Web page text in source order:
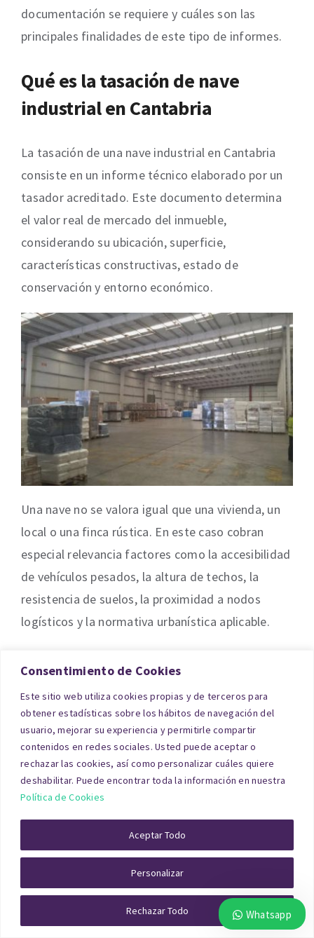
Consentimiento de Cookies
Este sitio web utiliza cookies propias y de terceros para
obtener estadísticas sobre los hábitos de navegación del
usuario, mejorar su experiencia y permitirle compartir
contenidos en redes sociales. Usted puede aceptar o
rechazar las cookies, así como personalizar cuáles quiere
deshabilitar. Puede encontrar toda la información en nuestra
Política de Cookies
Personalizar
Rechazar Todo
Aceptar Todo
documentación se requiere y cuáles son las
principales finalidades de este tipo de informes.
Qué es la tasación de nave
industrial en Cantabria
La tasación de una nave industrial en Cantabria
consiste en un informe técnico elaborado por un
tasador acreditado. Este documento determina
el valor real de mercado del inmueble,
considerando su ubicación, superficie,
características constructivas, estado de
conservación y entorno económico.
Una nave no se valora igual que una vivienda, un
local o una finca rústica. En este caso cobran
especial relevancia factores como la accesibilidad
de vehículos pesados, la altura de techos, la
resistencia de suelos, la proximidad a nodos
logísticos y la normativa urbanística aplicable.
mejores tasadores profesionales, con amplia
experiencia en todo tipo de inmuebles, incluidas
las naves industriales, y obtener un presupuesto
sin compromiso.
Factores que influyen en la
tasación de naves industriales
en Cantabria
Los técnicos especializados en la valoración de
naves industriales en Cantabria tienen en cuenta
Whatsapp